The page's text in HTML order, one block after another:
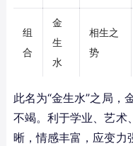
组
合
金
生
水
相生之
势
此名为“金生水”之局，
不竭。利于学业、艺术
晰，情感丰富，应变力